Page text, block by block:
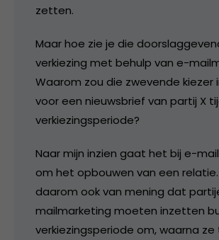
zetten.
Maar hoe zie je die
verkiezing met behulp van e-
Waarom zou die zwevende kiezer
voor een nieuwsbrief van partij X
verkiezingsperiode?
Naar mijn inzien gaat het bij e-
om het opbouwen van een relatie.
daarom ook van mening dat
mailmarketing moeten inzetten
verkiezingsperiode om, waarna ze